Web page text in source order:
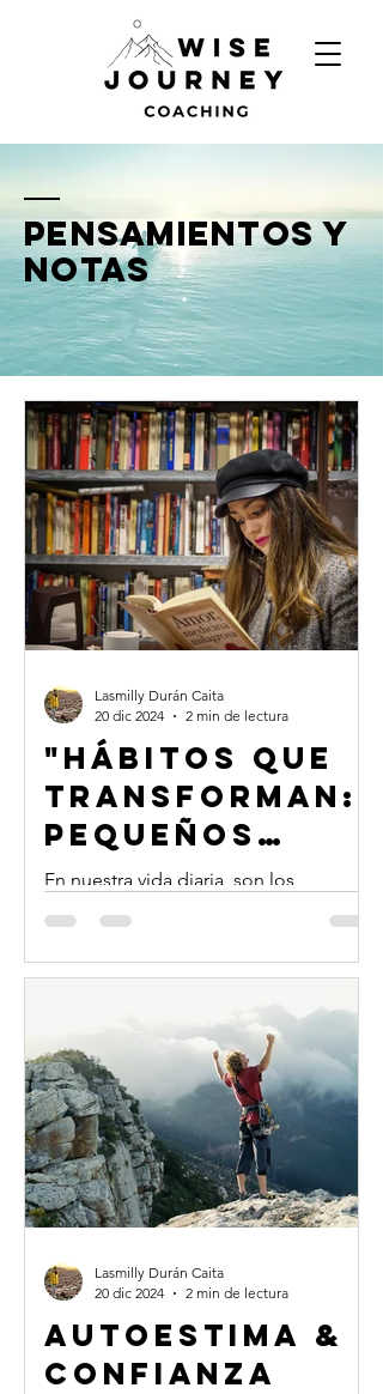
PENSAMIENTOS Y
nOTAS
"Hábitos que
Transforman:
Pequeños
Cambios,
Grandes
En nuestra vida diaria, son los
puede parecer un desafío, pero con...
Lasmilly Durán Caita
20 dic 2024
2 min de lectura
autoestima &
confianza
Lasmilly Durán Caita
20 dic 2024
2 min de lectura